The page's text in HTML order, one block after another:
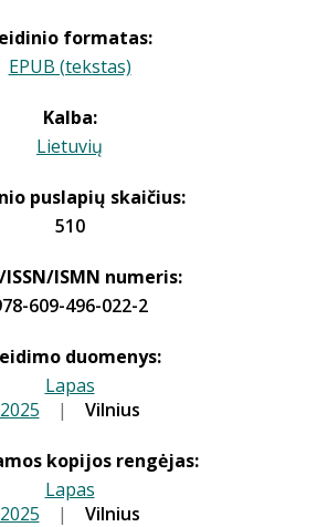
formatas:
EPUB (tekstas)
Kalba:
Lietuvių
puslapių skaičius:
510
ISSN/ISMN numeris:
609-496-022-2
duomenys:
Lapas
2025 | Vilnius
kopijos rengėjas:
Lapas
2025 | Vilnius